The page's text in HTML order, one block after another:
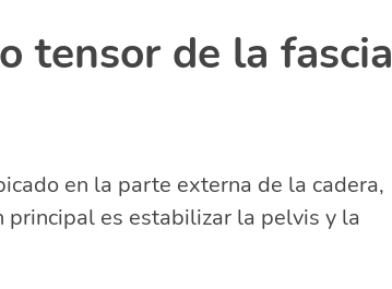
tensor de la fascia
en la parte externa de la cadera,
es estabilizar la pelvis y la